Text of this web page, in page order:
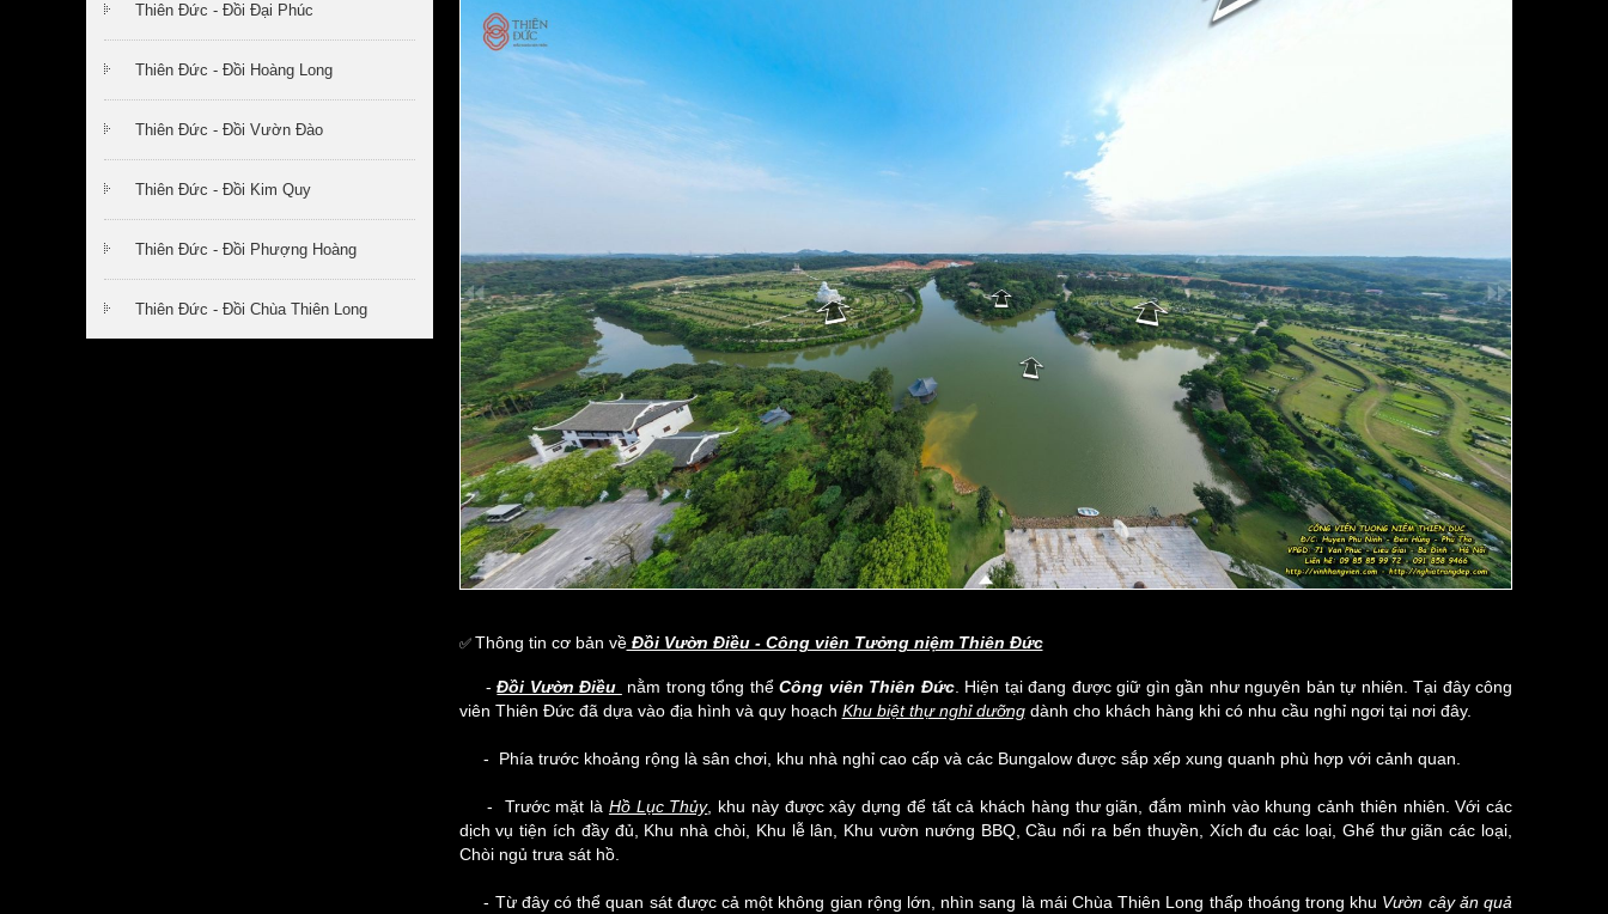
Thiên Đức - Đồi Đại Phúc
Thiên Đức - Đồi Hoàng Long
Thiên Đức - Đồi Vườn Đào
Thiên Đức - Đồi Kim Quy
Thiên Đức - Đồi Phượng Hoàng
Thiên Đức - Đồi Chùa Thiên Long
✅ Thông tin cơ bản vềĐồi Vườn Điều - Công viên Tưởng niệm Thiên Đức
-Đồi Vườn Điều nằm trong tổng thểCông viên Thiên Đức. Hiện tại đang được giữ gìn gần như nguyên bản tự nhiên. Tại đây công
viên Thiên Đức đã dựa vào địa hình và quy hoạch Khu biệt thự nghỉ dưỡngdành cho khách hàng khi có nhu cầu nghỉ ngơi tại nơi đây.
- Phía trước khoảng rộng là sân chơi, khu nhà nghỉ cao cấp và các Bungalow được sắp xếp xung quanh phù hợp với cảnh quan.
- Trước mặt là Hồ Lục Thủy, khu này được xây dựng để tất cả khách hàng thư giãn, đắm mình vào khung cảnh thiên nhiên. Với các
dịch vụ tiện ích đầy đủ, Khu nhà chòi, Khu lễ lân, Khu vườn nướng BBQ, Cầu nổi ra bến thuyền, Xích đu các loại, Ghế thư giãn các loại,
Chòi ngủ trưa sát hồ.
- Từ đây có thể quan sát được cả một không gian rộng lớn, nhìn sang là mái Chùa Thiên Long thấp thoáng trong khu Vườn cây ăn quả